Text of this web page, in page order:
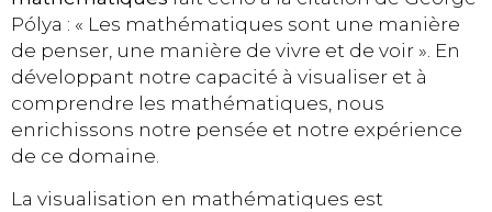
Pólya : « Les mathématiques sont une manière
de penser, une manière de vivre et de voir ». En
développant notre capacité à visualiser et à
comprendre les mathématiques, nous
enrichissons notre pensée et notre expérience
de ce domaine.
La visualisation en mathématiques est